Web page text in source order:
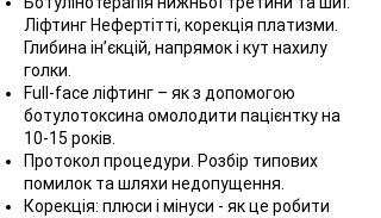
Ліфтинг Нефертітті, корекція платизми.
Глибина ін’єкцій, напрямок і кут нахилу
голки.
Full-face ліфтинг – як з допомогою
ботулотоксина омолодити пацієнтку на
10-15 років.
Протокол процедури. Розбір типових
помилок та шляхи недопущення.
Корекція: плюси і мінуси - як це робити